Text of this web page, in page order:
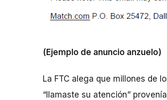
(Ejemplo de anuncio anzuelo)
La FTC alega que millones de
“llamaste su atención”